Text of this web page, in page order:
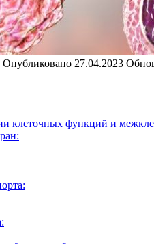
Опубликовано 27.04.2023
клеточных функций и